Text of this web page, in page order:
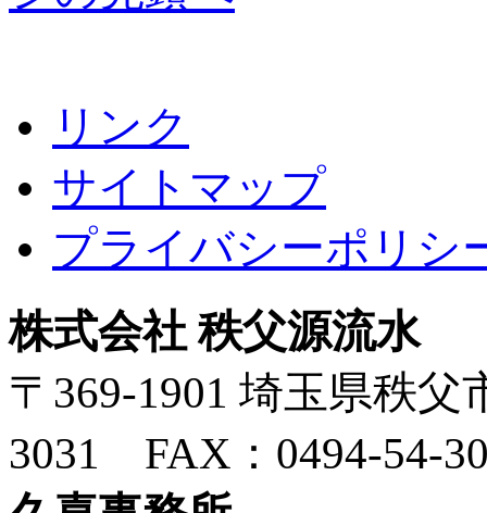
リンク
サイトマップ
プライバシーポリシ
株式会社 秩父源流水
〒369-1901 埼玉県秩
3031 FAX：0494-54-